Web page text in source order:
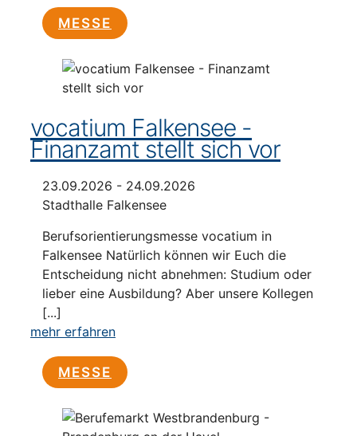
MESSE
vocatium Falkensee -
Finanzamt stellt sich vor
23.09.2026 - 24.09.2026
Stadthalle Falkensee
Berufsorientierungsmesse vocatium in
Falkensee Natürlich können wir Euch die
Entscheidung nicht abnehmen: Studium oder
lieber eine Ausbildung? Aber unsere Kollegen
[...]
mehr erfahren
MESSE